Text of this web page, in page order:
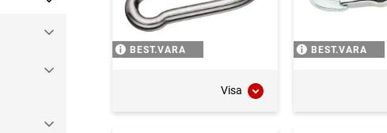
BEST.VARA
Visa
BEST.VARA